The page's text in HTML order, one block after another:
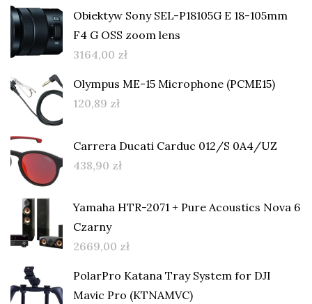
Obiektyw Sony SEL-P18105G E 18-105mm
F4 G OSS zoom lens
3164,00 zł
Olympus ME-15 Microphone (PCME15)
120,89 zł
Carrera Ducati Carduc 012/S 0A4/UZ
438,90 zł
Yamaha HTR-2071 + Pure Acoustics Nova 6
Czarny
2669,00 zł
PolarPro Katana Tray System for DJI
Mavic Pro (KTNAMVC)